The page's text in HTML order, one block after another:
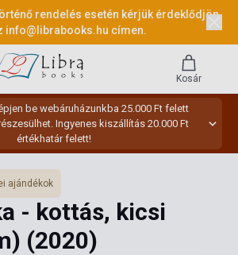
rendelés esetén kérjük érdeklődjön
info@librabooks.hu címen.
be webáruházunkba 25.000 Ft felett
Ingyenes kiszállítás 20.000 Ft
értékhatár felett!
Kosár
ajándékok
- kottás, kicsi
(2020)